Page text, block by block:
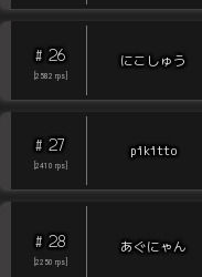
# 26
2582 rps
にこしゅう
# 27
2410 rps
pikitto
# 28
2250 rps
あぐにゃん